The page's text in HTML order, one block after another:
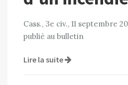
Cass., 3e civ., 11 septembre
publié au bulletin
Lire la suite